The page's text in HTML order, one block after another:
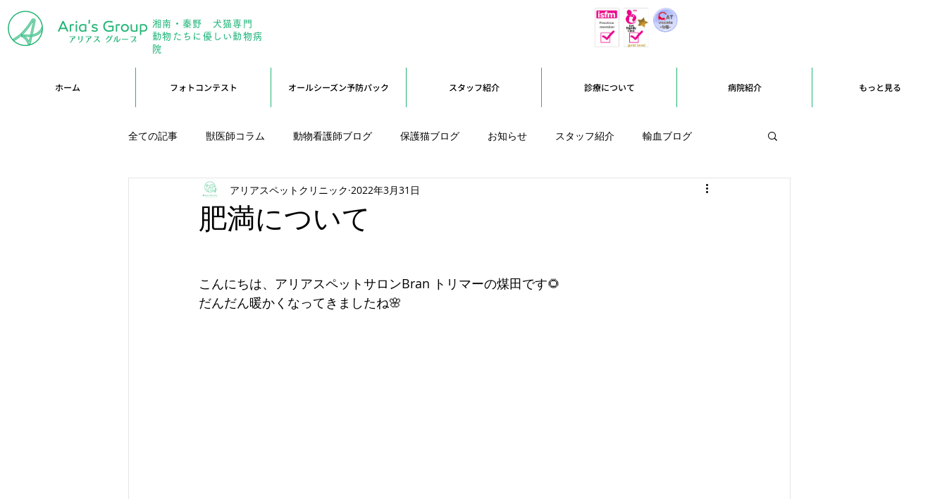
湘南・秦野 犬猫専門
動物たちに優しい動物病
院
ホーム フォトコンテスト オールシーズン予防パック スタッフ紹介 診療について 病院紹介 もっと見る
全ての記事 獣医師コラム 動物看護師ブログ 保護猫ブログ お知らせ スタッフ紹介 輸血ブログ
アリーブログ Branブログ オープンに向けて
肥満について
アリアスペットクリニック 2022年3月31日
こんにちは、アリアスペットサロンBran トリマーの煤田です🌻
だんだん暖かくなってきましたね🌸